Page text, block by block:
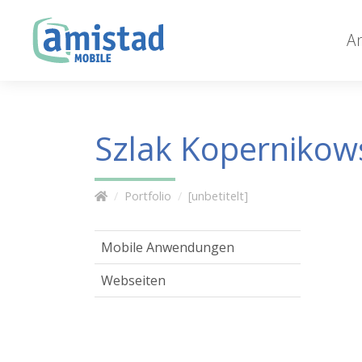
Szlak
Portfolio [unbetitelt]
Mobile Anwendungen
Webseiten